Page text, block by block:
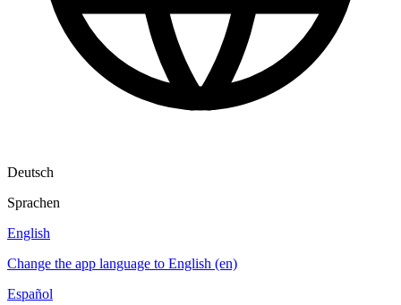
Deutsch
Sprachen
English
Change the app language to English (en)
Español